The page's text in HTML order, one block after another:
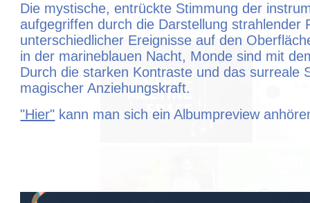
Die mystische, entrückte Stimmung der
aufgegriffen durch die Darstellung strahlender
unterschiedlicher Ereignisse auf den
in der marineblauen Nacht, Monde sind mit
Durch die starken Kontraste und das surreale
magischer Anziehungskraft.
"Hier" kann man sich ein Albumpreview